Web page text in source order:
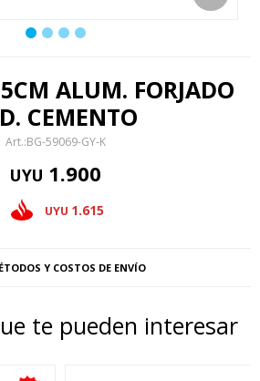
ALUM. FORJADO
CEMENTO
BG-59069-GY-K
UYU 1.900
UYU 1.615
Y COSTOS DE ENVÍO
te pueden interesar